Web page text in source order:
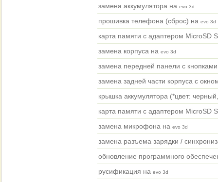
замена аккумулятора на evo 3d
прошивка телефона (сброс) на evo 3d
карта памяти с адаптером MicroSD
замена корпуса на evo 3d
замена передней панели с
замена задней части корпуса с
крышка аккумулятора (*цвет:
карта памяти с адаптером MicroSD
замена микрофона на evo 3d
замена разъема зарядки /
обновление программного
русификация на evo 3d